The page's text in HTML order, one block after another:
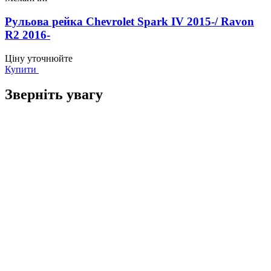
Рульова рейка Chevrolet Spark IV 2015-/ Ravon
R2 2016-
Ціну уточнюйте
Купити
Зверніть увагу